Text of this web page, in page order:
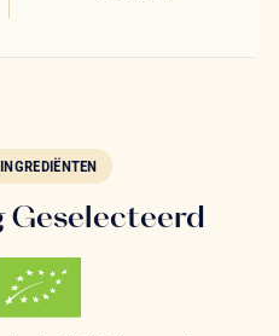
Geselecteerd